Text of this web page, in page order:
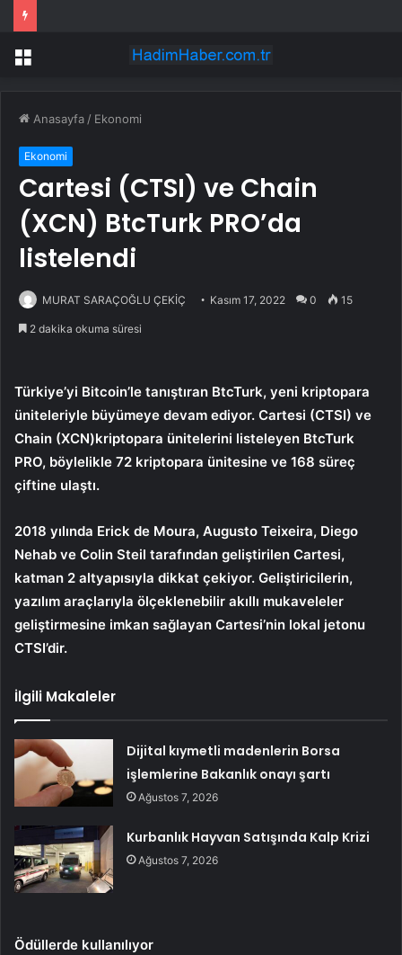
Menü
Anasayfa / Ekonomi
Ekonomi
Cartesi (CTSI) ve Chain
(XCN) BtcTurk PRO’da
listelendi
MURAT SARAÇOĞLU ÇEKİÇ Kasım 17, 2022 0 15
2 dakika okuma süresi
Türkiye’yi Bitcoin’le tanıştıran BtcTurk, yeni kriptopara
üniteleriyle büyümeye devam ediyor. Cartesi (CTSI) ve
Chain (XCN)kriptopara ünitelerini listeleyen BtcTurk
PRO, böylelikle 72 kriptopara ünitesine ve 168 süreç
çiftine ulaştı.
2018 yılında Erick de Moura, Augusto Teixeira, Diego
Nehab ve Colin Steil tarafından geliştirilen Cartesi,
katman 2 altyapısıyla dikkat çekiyor. Geliştiricilerin,
yazılım araçlarıyla ölçeklenebilir akıllı mukaveleler
geliştirmesine imkan sağlayan Cartesi’nin lokal jetonu
CTSI’dir.
İlgili Makaleler
Dijital kıymetli madenlerin Borsa
işlemlerine Bakanlık onayı şartı
Ağustos 7, 2026
Kurbanlık Hayvan Satışında Kalp Krizi
Ağustos 7, 2026
Ödüllerde kullanılıyor